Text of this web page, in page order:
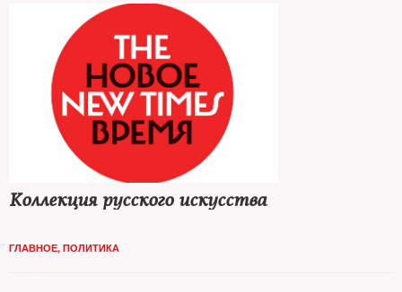
Коллекция русского искусства
ГЛАВНОЕ, ПОЛИТИКА